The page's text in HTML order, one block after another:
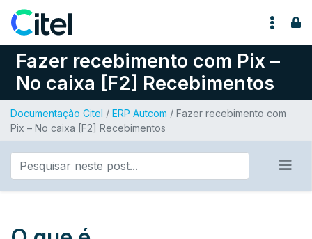
Pular para o conteúdo
Fazer recebimento com Pix –
No caixa [F2] Recebimentos
Documentação Citel / ERP Autcom / Fazer recebimento com
Pix – No caixa [F2] Recebimentos